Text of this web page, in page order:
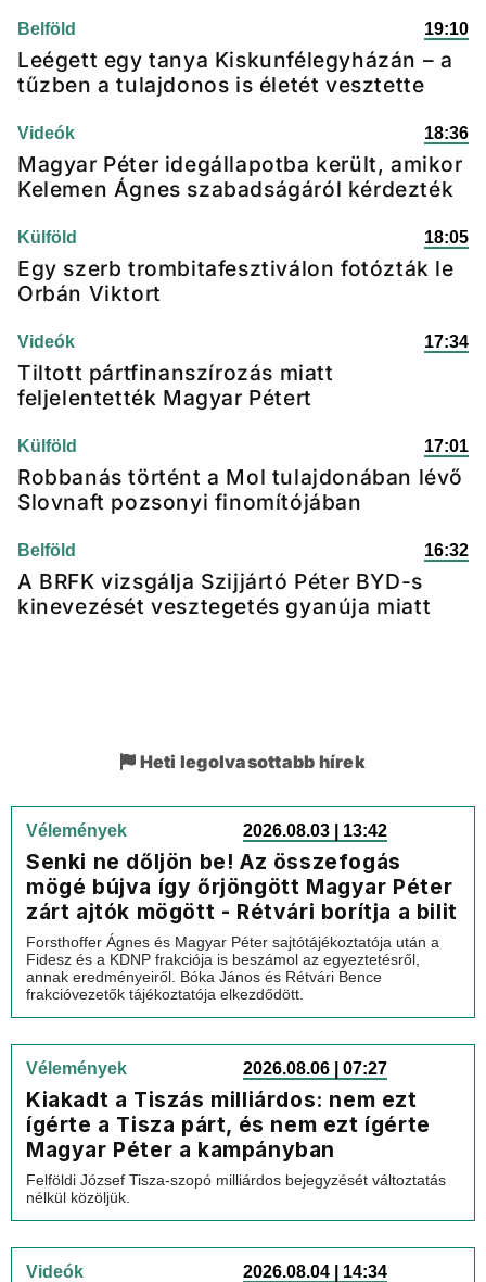
Belföld 19:10
Leégett egy tanya Kiskunfélegyházán – a
tűzben a tulajdonos is életét vesztette
Videók 18:36
Magyar Péter idegállapotba került, amikor
Kelemen Ágnes szabadságáról kérdezték
Külföld 18:05
Egy szerb trombitafesztiválon fotózták le
Orbán Viktort
Videók 17:34
Tiltott pártfinanszírozás miatt
feljelentették Magyar Pétert
Külföld 17:01
Robbanás történt a Mol tulajdonában lévő
Slovnaft pozsonyi finomítójában
Belföld 16:32
A BRFK vizsgálja Szijjártó Péter BYD-s
kinevezését vesztegetés gyanúja miatt
Heti legolvasottabb hírek
Vélemények 2026.08.03 | 13:42
Senki ne dőljön be! Az összefogás
mögé bújva így őrjöngött Magyar Péter
zárt ajtók mögött - Rétvári borítja a bilit
Forsthoffer Ágnes és Magyar Péter sajtótájékoztatója után a
Fidesz és a KDNP frakciója is beszámol az egyeztetésről,
annak eredményeiről. Bóka János és Rétvári Bence
frakcióvezetők tájékoztatója elkezdődött.
Vélemények 2026.08.06 | 07:27
Kiakadt a Tiszás milliárdos: nem ezt
ígérte a Tisza párt, és nem ezt ígérte
Magyar Péter a kampányban
Felföldi József Tisza-szopó milliárdos bejegyzését változtatás
nélkül közöljük.
Videók 2026.08.04 | 14:34